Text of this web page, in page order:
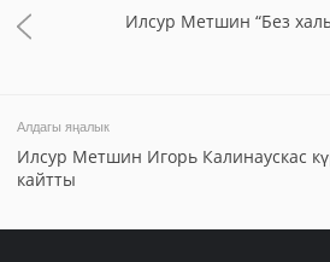
Илсур Метшин “Без
Алдагы яңалык
Илсур Метшин Игорь Калинаускас
кайтты